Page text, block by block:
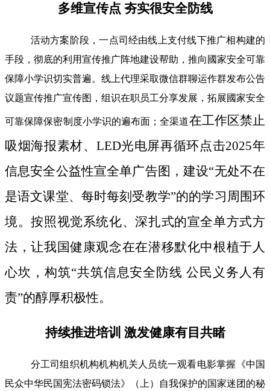
多维宣传点 夯实很安全防线
活动方案阶段，一点司经由线上支付线下推广相构建的
手段，彻底的利用宣传推广阵地建设帮助，推向國家安全可靠
保障小学识切实普遍。线上代理采取微信群聊运作群发布公告
议题宣传推广宣传图，组识在职员工分享发展，拓展國家安全
可靠保障保密制度小学识的遍布面；全渠道在工作区禁止
吸烟海报素材、LED光电屏再循环点击2025年
信息安全公益性宣全单广告图，建设“无处不在
是语文课堂、每时每刻受教学”的的学习周围环
境。按照视觉系统化、深扎式的宣全单方式方
法，让我国健康观念在在潜移默化中根植于人
心坎，构筑“共筑信息安全防线 公民义务人有
责”的醇厚积极性。
持续推进培训 激发健康有目共睹
分工司组织机构机构机关人员统一观看电影掌握《中国
民众中华民国宪法密码锁法》（上）自我保护的国家迷团的秘